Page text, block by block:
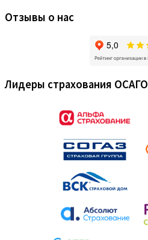
Отзывы о нас
Лидеры страхования ОСАГО